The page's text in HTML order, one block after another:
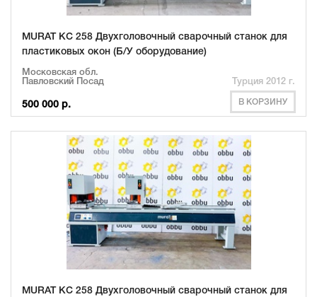
MURAT KC 258 Двухголовочный сварочный станок для
пластиковых окон (Б/У оборудование)
Московская обл.
Павловский Посад
Турция 2012 г.
500 000 р. В КОРЗИНУ
MURAT KC 258 Двухголовочный сварочный станок для